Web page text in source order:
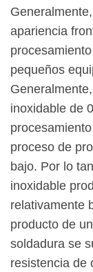
apariencia
pequeños
inoxidable de
proceso de
bajo. Por lo
inoxidable
relativamente
producto de
soldadura se
resistencia de